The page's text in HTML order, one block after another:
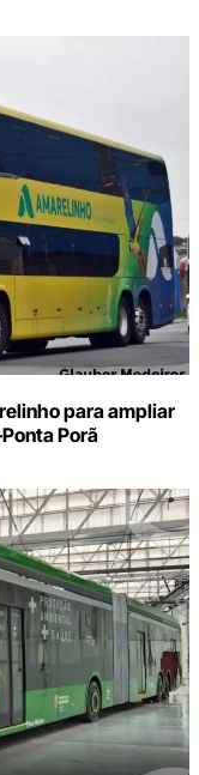
para ampliar
Porã